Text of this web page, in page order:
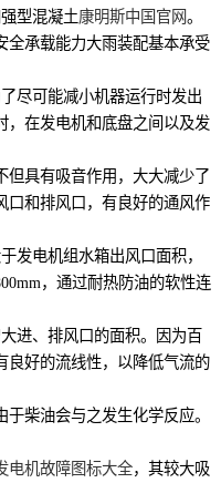
型混凝土康明斯中国官网。
全承载能力大雨装配基本承受
尽可能减小机器运行时发出
，在发电机和底盘之间以及发
但具有吸音作用，大大减少了
口和排风口，有良好的通风作
发电机组水箱出风口面积，
，通过耐热防油的软性连
进、排风口的面积。因为百
良好的流线性，以降低气流的
柴油会与之发生化学反应。
电机故障图标大全，其较大吸